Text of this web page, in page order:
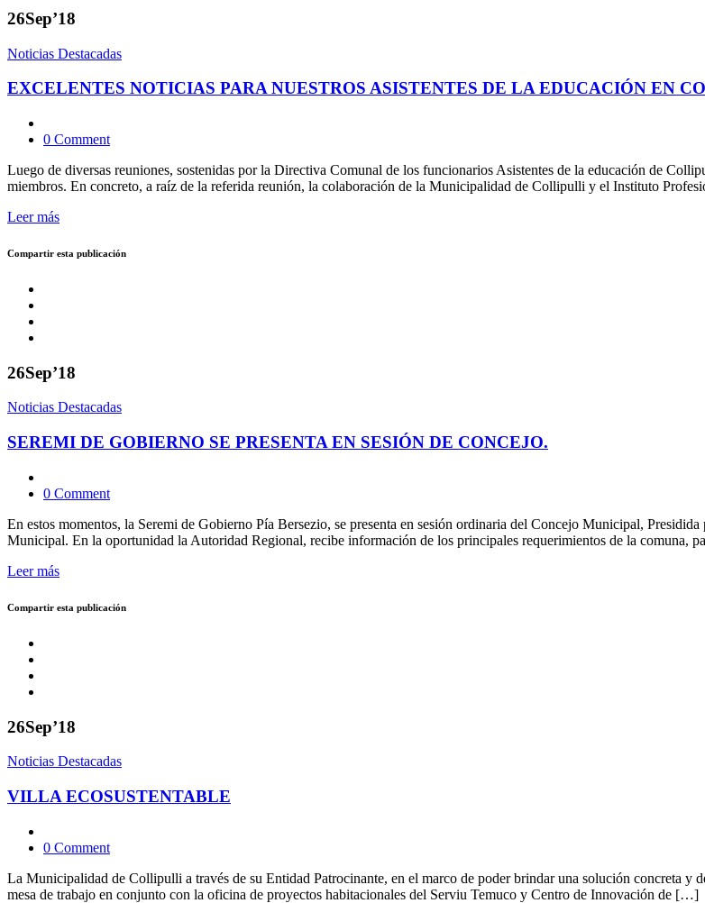
26Sep’18
Noticias Destacadas
EXCELENTES NOTICIAS PARA NUESTROS ASISTENTES DE LA EDUCACIÓN EN
0 Comment
Luego de diversas reuniones, sostenidas por la Directiva Comunal de los funcionarios Asistentes de la educación de
miembros. En concreto, a raíz de la referida reunión, la colaboración de la Municipalidad de Collipulli y el Instituto
Leer más
Compartir esta publicación
26Sep’18
Noticias Destacadas
SEREMI DE GOBIERNO SE PRESENTA EN SESIÓN DE CONCEJO.
0 Comment
En estos momentos, la Seremi de Gobierno Pía Bersezio, se presenta en sesión ordinaria del Concejo Municipal,
Municipal. En la oportunidad la Autoridad Regional, recibe información de los principales requerimientos de la comuna,
Leer más
Compartir esta publicación
26Sep’18
Noticias Destacadas
VILLA ECOSUSTENTABLE
0 Comment
La Municipalidad de Collipulli a través de su Entidad Patrocinante, en el marco de poder brindar una solución concreta y
mesa de trabajo en conjunto con la oficina de proyectos habitacionales del Serviu Temuco y Centro de Innovación de […]